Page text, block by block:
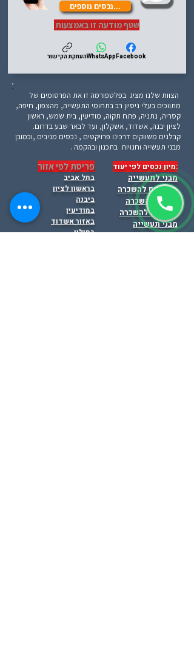
...נכסים נוספים
שטף מודעה זו באמצעות
Facebook
WhatsAppהעתקת הקישור
הצוות שלנו מציג בפלטפורמה זו את הפרסומים של
מתווכים בעלי ניסיון רב בתחומי התעשייה, מהצפון, חיפה,
קסריה, נתניה, פתח תקוה, מודיעין, בית שמש, ראשון
לציון יבנה, אשדוד, אשקלון, ועד לבאר שבע בדרום.
קבלנים משווקים דרכינו פרויקטים , נכסים מניבים ,וכמובן
מבני תעשייה וחנויות בתכנון ובהקמה .
:מיון נכסים לפי יעוד
מבני לתעשייה
משרדים להשכרה
חנויות להשכרה
מגרשים להשכרה
מבני תעשייה
למכירה
פריסת לפי אזור
בתל אביב
בראשון לציון
ביבנה
במודיעין
באזור אשדוד
בחולון